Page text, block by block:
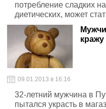
потребление сладких
диетических, может
09.01.2013 в 16:16
32-летний мужчина в
пытался украсть в